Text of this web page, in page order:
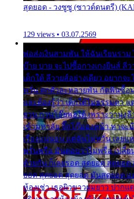
สุดยอด - วงซูซู (ซาวด์ดนตรี)
129 views • 03.07.2569
พ่อส่งเงินสามพัน ให้ฉันเรียนรา
บ๊าย บาย จะไปซื้อกางเกงยีนส์ ลีว
เด็กใต้ ลีวายส์อย่างเดียว อยากจ
หวั่น ตกตัวละหลายพัน กัดฟันซื้อม
และต้องรู้ว่า เด็กใต้ไม่ธรรมดา แ
ยวน กวนโอ๊ยพอได้ เพราะว่านุ่ง
เข้ามหาลัย จิ๊กโก๊มองหน้า ท่าจะ
เรื่องแน่นอน แต่ฉันไม่หวั่น เลยแ
พรั่นพรือ มันตอบว่าไม่พรื่อ เปลี่ย
ด้วยกัน ก็เลยรอด สุดยอด สุดยอ
ยอด สุดยอด สุดยอด มันสุดยอด
ห้องเช่า เธอผิวขาวผมยาว ปากแ